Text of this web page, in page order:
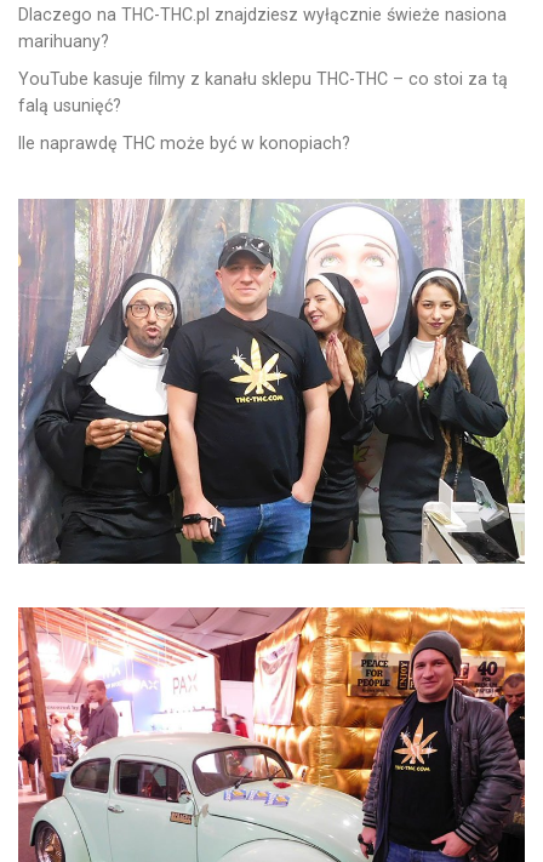
Dlaczego na THC-THC.pl znajdziesz wyłącznie świeże nasiona
marihuany?
YouTube kasuje filmy z kanału sklepu THC-THC – co stoi za tą
falą usunięć?
Ile naprawdę THC może być w konopiach?